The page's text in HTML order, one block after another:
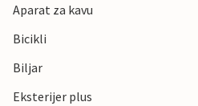
Aparat za kavu
Bicikli
Biljar
Eksterijer plus